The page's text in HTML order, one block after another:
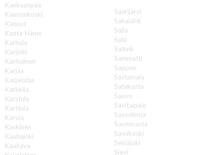
Kankaanpää
Kannonkoski
Kannus
Kanta-Häme
Karhula
Karijoki
Karinainen
Karjaa
Karjalohja
Karkkila
Karstula
Karttula
Karvia
Kaskinen
Kauhajoki
Kauhava
Saarijärvi
Sahalahti
Salla
Salo
Saltvik
Sammatti
Sappee
Sastamala
Satakunta
Sauvo
Savitaipale
Savonlinna
Savonranta
Savukoski
Seinäjoki
Sievi